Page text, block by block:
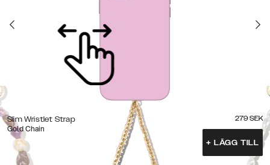
Slim Wristlet Strap
Gold Chain
279 SEK
+ LÄGG TILL